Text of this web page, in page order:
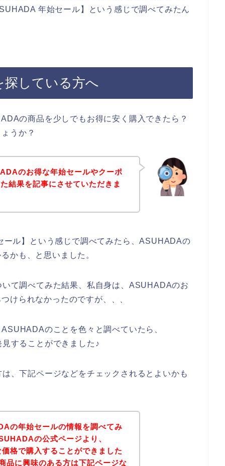
年始セール】という感じで調べてみたん
探している方へ
の商品を少しでもお得に安く購入できたら？
うか？
のお得な年始セールやクーポ
結果を記事にさせていただきま
ル】という感じで調べてみたら、ASUHADAの
かも、と思いました。
て調べてみた結果、私自身は、ASUHADAのお
けられなかったのですが、、、
のことを色々と調べていたら、
することができました♪
、下記ページなどをチェックされるとよいかも
の年始セールの情報を調べてみ
の公式ページより、
格で購入することができました
品に興味のある方は下記ページな